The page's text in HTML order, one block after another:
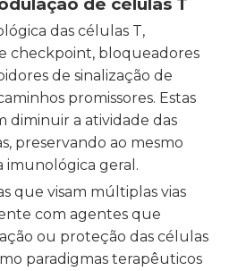
das células T,
checkpoint, bloqueadores
de sinalização de
promissores. Estas
diminuir a atividade das
preservando ao mesmo
imunológica geral.
que visam múltiplas vias
com agentes que
ou proteção das células
paradigmas terapêuticos